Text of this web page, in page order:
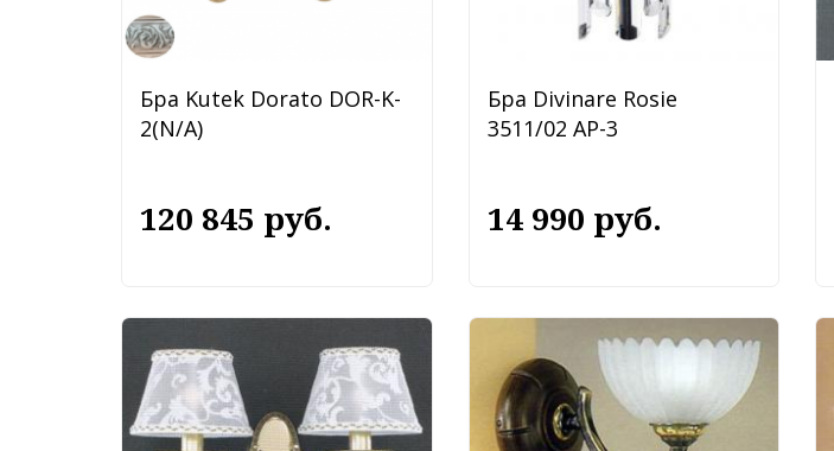
Бра Kutek Dorato DOR-K-
2(N/A)
120 845 руб.
Бра Divinare Rosie
3511/02 AP-3
14 990 руб.